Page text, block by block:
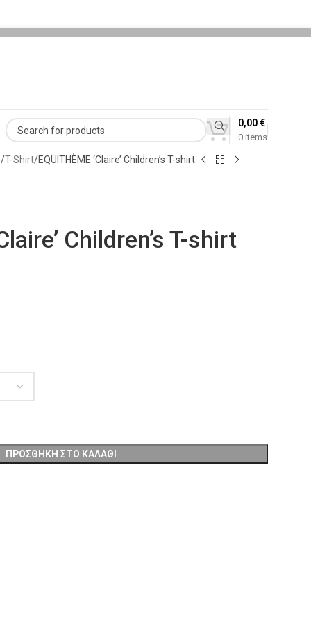
0 items
0,00€
T-Shirt EQUITHÈME ‘Claire’ Children’s T-shirt
Children’s T-shirt
ΠΡΟΣΘΉΚΗ ΣΤΟ ΚΑΛΆΘΙ